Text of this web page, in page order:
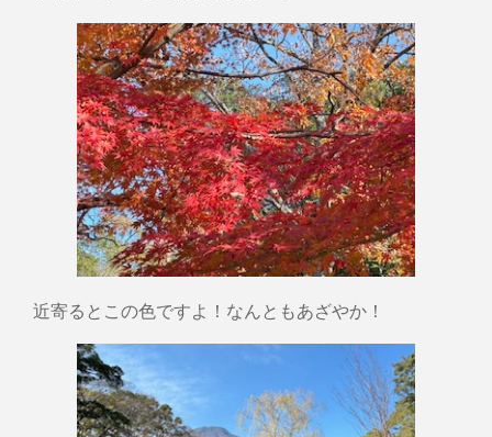
近寄るとこの色ですよ！なんともあざやか！